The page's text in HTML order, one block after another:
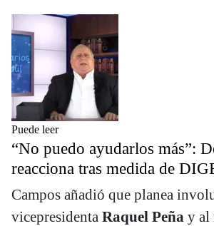
Puede leer
“No puedo ayudarlos más”:
reacciona tras medida de
Campos añadió que planea
vicepresidenta Raquel Peña y al